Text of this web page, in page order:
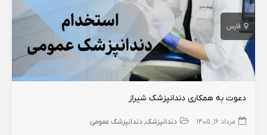
فارس
دعوت به همکاری دندانپزشک شیراز
مرداد ۱۶, ۱۴۰۵ دندانپزشک دندانپزشک عمومی